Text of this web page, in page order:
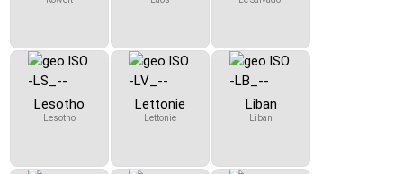
Lesotho
Lesotho
Lettonie
Lettonie
Liban
Liban